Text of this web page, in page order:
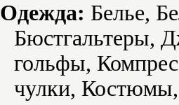
Одежда: Белье,
Бюстгальтеры,
гольфы,
чулки,